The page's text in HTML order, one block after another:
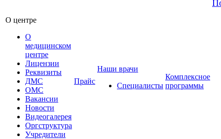
О центре
О
медицинском
центре
Лицензии
Реквизиты
ДМС
ОМС
Вакансии
Новости
Видеогалерея
Оргструктура
Учредители
Прайс
Наши врачи
Специалисты
Комплексное
программы